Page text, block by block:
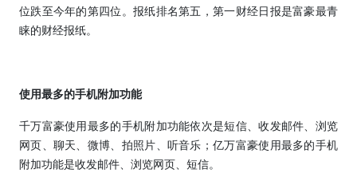
位跌至今年的第四位。报纸排名第五，第一财经日报是富豪最青
睐的财经报纸。
使用最多的手机附加功能
千万富豪使用最多的手机附加功能依次是短信、收发邮件、浏览
网页、聊天、微博、拍照片、听音乐；亿万富豪使用最多的手机
附加功能是收发邮件、浏览网页、短信。